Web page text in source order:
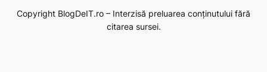
Copyright BlogDeIT.ro – Interzisă preluarea conținutului fără
citarea sursei.